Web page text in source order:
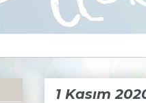
1 Kasım